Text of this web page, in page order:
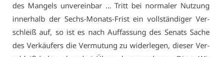
des Man­gels un­ver­ein­bar … Tritt bei nor­ma­ler Nut­zung
in­ner­halb der Sechs-Mo­nats-Frist ein voll­stän­di­ger Ver­
schleiß auf, so ist es nach Auf­fas­sung des Se­nats Sa­che
des Ver­käu­fers die Ver­mu­tung zu wi­der­le­gen, die­ser Ver­